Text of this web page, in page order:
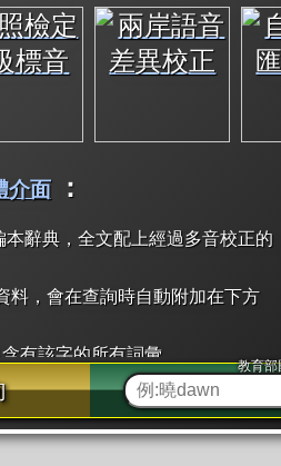
介面 ：
辭典，全文配上經過多音校正的
料，會在查詢時自動附加在下方
有該字的所有詞彙。
部首字」。也支援查詢「同注音
詞，點擊便可瞬間「連續查詢」
教育部